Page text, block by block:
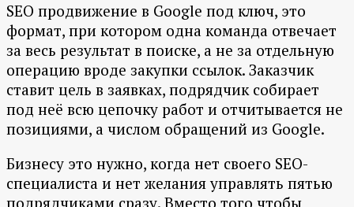
SEO продвижение в Google под ключ, это
формат, при котором одна команда отвечает
за весь результат в поиске, а не за отдельную
операцию вроде закупки ссылок. Заказчик
ставит цель в заявках, подрядчик собирает
под неё всю цепочку работ и отчитывается не
позициями, а числом обращений из Google.
Бизнесу это нужно, когда нет своего SEO-
специалиста и нет желания управлять пятью
подрядчиками сразу. Вместо того чтобы